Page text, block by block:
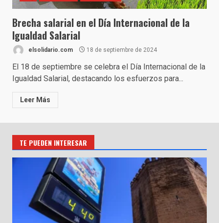
Brecha salarial en el Día Internacional de la
Igualdad Salarial
elsolidario.com 18 de septiembre de 2024
El 18 de septiembre se celebra el Día Internacional de la
Igualdad Salarial, destacando los esfuerzos para...
Leer Más
TE PUEDEN INTERESAR